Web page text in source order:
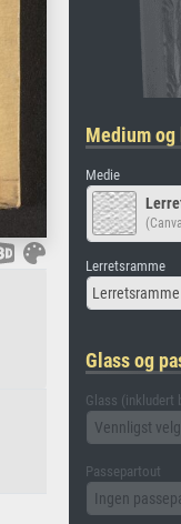
Medium
Medie
Lerretsramme
Glass og
Glass (inkludert
Vennligst velg
Passepartout
Ingen